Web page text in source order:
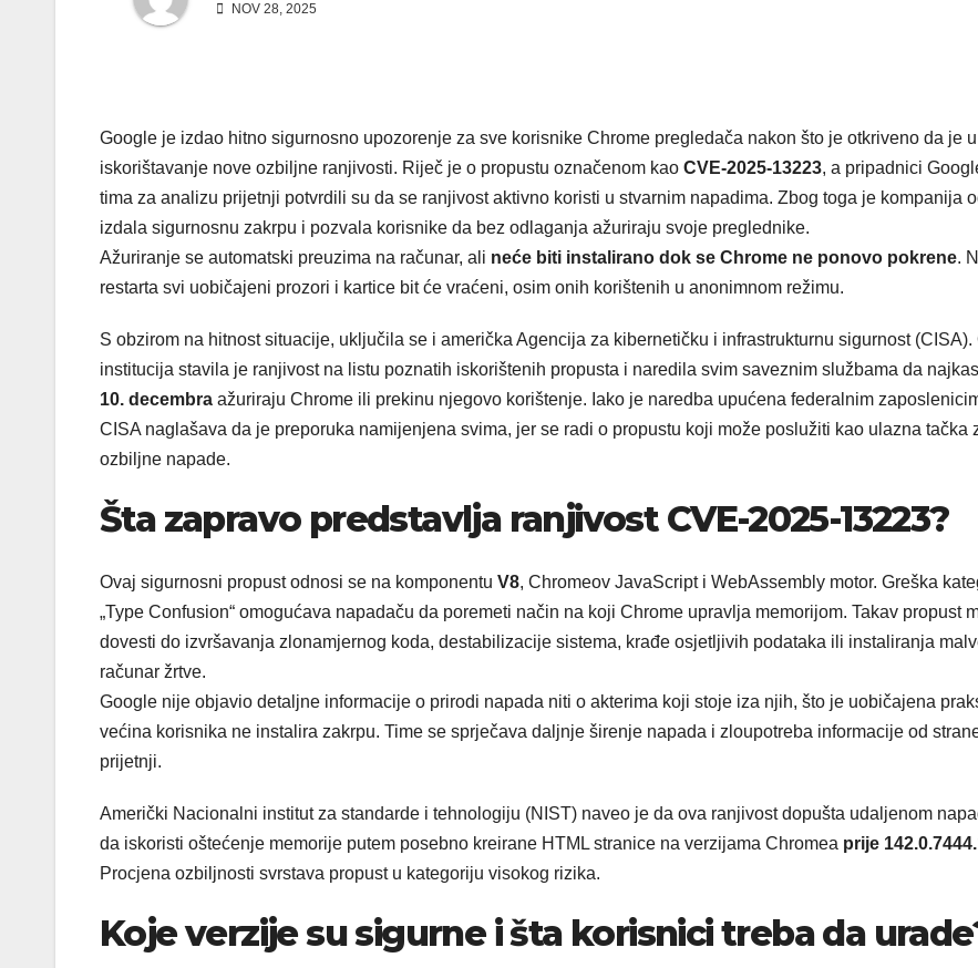
NOV 28, 2025
Google je izdao hitno sigurnosno upozorenje za sve korisnike Chrome pregledača nakon što je otkriveno da je
iskorištavanje nove ozbiljne ranjivosti. Riječ je o propustu označenom kao CVE-2025-13223, a pripadnici
tima za analizu prijetnji potvrdili su da se ranjivost aktivno koristi u stvarnim napadima. Zbog toga je kompanija
izdala sigurnosnu zakrpu i pozvala korisnike da bez odlaganja ažuriraju svoje preglednike.
Ažuriranje se automatski preuzima na računar, ali neće biti instalirano dok se Chrome ne ponovo pokrene.
restarta svi uobičajeni prozori i kartice bit će vraćeni, osim onih korištenih u anonimnom režimu.
S obzirom na hitnost situacije, uključila se i američka Agencija za kibernetičku i infrastrukturnu sigurnost (CISA).
institucija stavila je ranjivost na listu poznatih iskorištenih propusta i naredila svim saveznim službama da
10. decembra ažuriraju Chrome ili prekinu njegovo korištenje. Iako je naredba upućena federalnim
CISA naglašava da je preporuka namijenjena svima, jer se radi o propustu koji može poslužiti kao ulazna tačka
ozbiljne napade.
Šta zapravo predstavlja ranjivost CVE-2025-13223?
Ovaj sigurnosni propust odnosi se na komponentu V8, Chromeov JavaScript i WebAssembly motor. Greška
„Type Confusion“ omogućava napadaču da poremeti način na koji Chrome upravlja memorijom. Takav propust
dovesti do izvršavanja zlonamjernog koda, destabilizacije sistema, krađe osjetljivih podataka ili instaliranja
računar žrtve.
Google nije objavio detaljne informacije o prirodi napada niti o akterima koji stoje iza njih, što je uobičajena
većina korisnika ne instalira zakrpu. Time se sprječava daljnje širenje napada i zloupotreba informacije od
prijetnji.
Američki Nacionalni institut za standarde i tehnologiju (NIST) naveo je da ova ranjivost dopušta udaljenom
da iskoristi oštećenje memorije putem posebno kreirane HTML stranice na verzijama Chromea prije
Procjena ozbiljnosti svrstava propust u kategoriju visokog rizika.
Koje verzije su sigurne i šta korisnici treba da